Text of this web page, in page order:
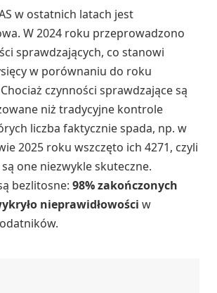
w ostatnich latach jest
W 2024 roku przeprowadzono
sprawdzających, co stanowi
w porównaniu do roku
czynności sprawdzające są
niż tradycyjne kontrole
liczba faktycznie spada, np. w
2025 roku wszczęto ich 4271, czyli
one niezwykle skuteczne.
bezlitosne: 98% zakończonych
nieprawidłowości w